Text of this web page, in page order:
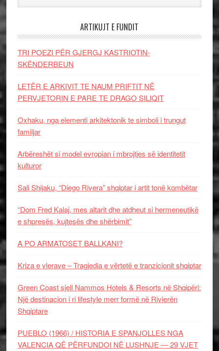
ARTIKUJT E FUNDIT
TRI POEZI PËR GJERGJ KASTRIOTIN-
SKËNDERBEUN
LETËR E ARKIVIT TE NAUM PRIFTIT NË
PERVJETORIN E PARE TE DRAGO SILIQIT
Oxhaku, nga elementi arkitektonik te simboli i trungut
familjar
Arbëreshët si model evropian i mbrojtjes së identitetit
kulturor
Sali Shijaku, “Diego Rivera” shqiptar i artit tonë kombëtar
“Dom Fred Kalaj, mes altarit dhe atdheut si hermeneutikë
e shpresës, kujtesës dhe shërbimit”
A PO ARMATOSET BALLKANI?
Kriza e vlerave – Tragjedia e vërtetë e tranzicionit shqiptar
Green Coast sjell Nammos Hotels & Resorts në Shqipëri:
Një destinacion i ri lifestyle merr formë në Rivierën
Shqiptare
PUEBLO (1966) / HISTORIA E SPANJOLLES NGA
VALENCIA QË PËRFUNDOI NË LUSHNJE — 29 VJET